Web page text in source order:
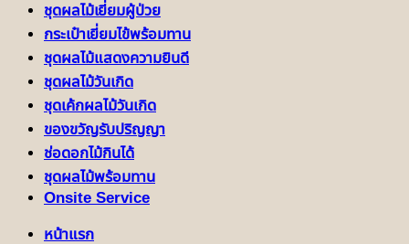
ชุดผลไม้เยี่ยมผู้ป่วย
กระเป๋าเยี่ยมไข้พร้อมทาน
ชุดผลไม้แสดงความยินดี
ชุดผลไม้วันเกิด
ชุดเค้กผลไม้วันเกิด
ของขวัญรับปริญญา
ช่อดอกไม้กินได้
ชุดผลไม้พร้อมทาน
Onsite Service
หน้าแรก